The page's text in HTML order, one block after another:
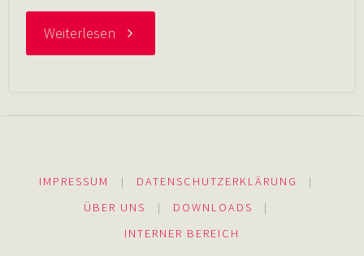
Weiterlesen"16.11.2014
das
IMPRESSUM | DATENSCHUTZERKLÄRUNG
|
ÜBER UNS
| DOWNLOADS
|
INTERNER BEREICH